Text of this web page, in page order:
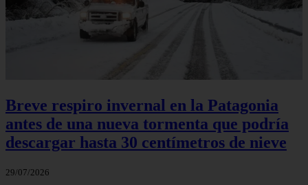
Breve respiro invernal en la Patagonia
antes de una nueva tormenta que podría
descargar hasta 30 centímetros de nieve
29/07/2026